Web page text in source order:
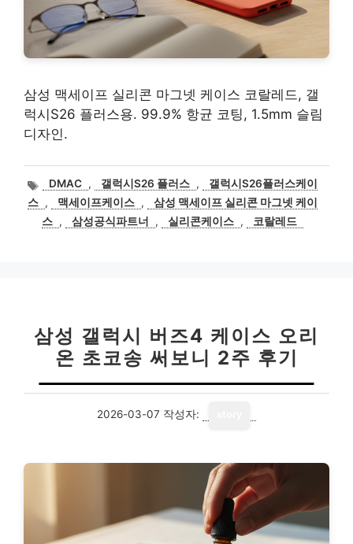
삼성 맥세이프 실리콘 마그넷 케이스 코랄레드, 갤
럭시S26 플러스용. 99.9% 항균 코팅, 1.5mm 슬림
디자인.
태DMAC , 갤럭시S26 플러스 ,
갤럭시S26플러스케이
스 , 맥세이프케이스 ,
삼성 맥세이프 실리콘 마그넷 케이
스 , 삼성공식파트너 , 실리콘케이스 , 코랄레드
삼성 갤럭시 버즈4 케이스 오리
온 초코송 써보니 2주 후기
2026-03-07 작성자: